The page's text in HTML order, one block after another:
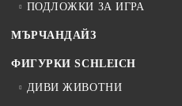
ПОДЛОЖКИ ЗА ИГРА
МЪРЧАНДАЙЗ
ФИГУРКИ SCHLEICH
ДИВИ ЖИВОТНИ